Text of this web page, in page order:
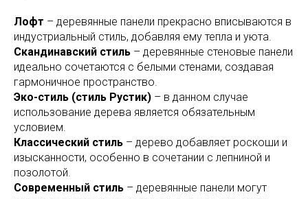
Лофт – деревянные панели прекрасно вписываются в
индустриальный стиль, добавляя ему тепла и уюта.
Скандинавский стиль – деревянные стеновые панели
идеально сочетаются с белыми стенами, создавая
гармоничное пространство.
Эко-стиль (стиль Рустик) – в данном случае
использование дерева является обязательным
условием.
Классический стиль – дерево добавляет роскоши и
изысканности, особенно в сочетании с лепниной и
позолотой.
Современный стиль – деревянные панели могут